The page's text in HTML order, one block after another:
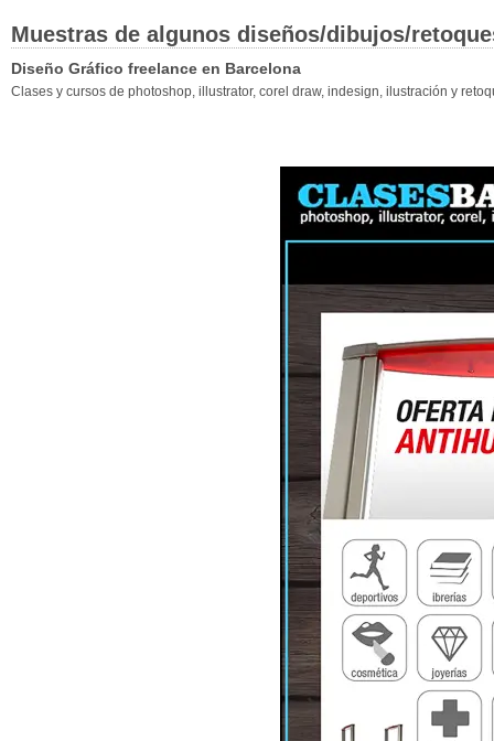
Muestras de algunos diseños/dibujos/
Diseño Gráfico freelance en Barcelona
Clases y cursos de photoshop, illustrator, corel draw, indesign, ilustración y